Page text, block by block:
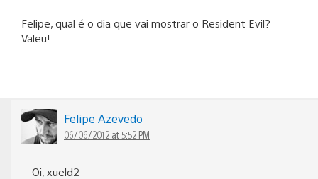
Felipe, qual é o dia que vai mostrar o Resident Evil?
Valeu!
Felipe Azevedo
06/06/2012 at 5:52 PM
Oi, xueld2